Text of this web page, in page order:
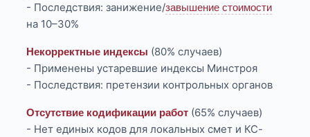
- Последствия: занижение/завышение стоимости
на 10–30%
Некорректные индексы (80% случаев)
- Применены устаревшие индексы Минстроя
- Последствия: претензии контрольных органов
Отсутствие кодификации работ (65% случаев)
- Нет единых кодов для локальных смет и КС-